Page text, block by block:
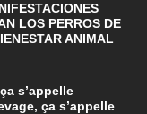
LOS PERROS DE
ANIMAL
s’appelle
ça s’appelle